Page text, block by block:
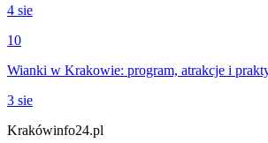
4 sie
10
Wianki w Krakowie: program, atrakcje i
3 sie
Krakówinfo24.pl